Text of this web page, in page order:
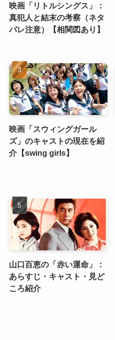
映画「リトルシングス」：
真犯人と結末の考察（ネタ
バレ注意）【相関図あり】
映画「スウィングガール
ズ」のキャストの現在を紹
介【swing girls】
山口百恵の「赤い運命」：
あらすじ・キャスト・見ど
ころ紹介